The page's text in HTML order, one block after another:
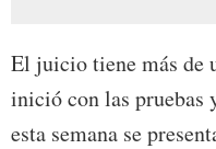
El juicio tiene más de
inició con las pruebas
esta semana se